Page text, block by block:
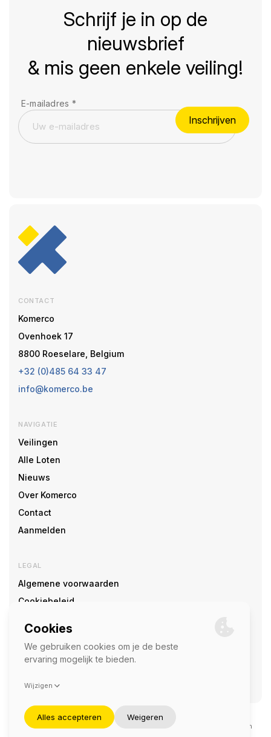
Schrijf je in op de
nieuwsbrief
& mis geen enkele veiling!
E-mailadres *
Inschrijven
CONTACT
Komerco
Ovenhoek 17
8800 Roeselare, Belgium
+32 (0)485 64 33 47
info@komerco.be
NAVIGATIE
Veilingen
Alle Loten
Nieuws
Over Komerco
Contact
Aanmelden
LEGAL
Algemene voorwaarden
Cookiebeleid
SOCIAL
©2026 — Komerco
Deze site wordt beschermd door reCAPTCHA en het
en